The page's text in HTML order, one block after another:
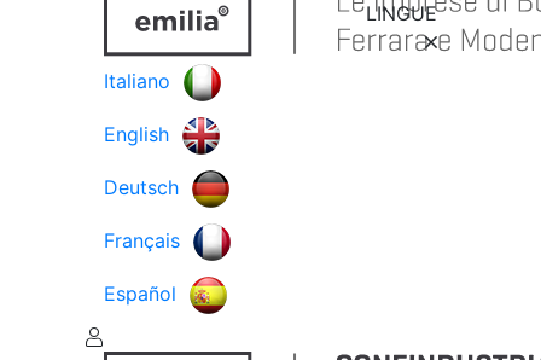
LINGUE
Italiano
English
Deutsch
Français
Español